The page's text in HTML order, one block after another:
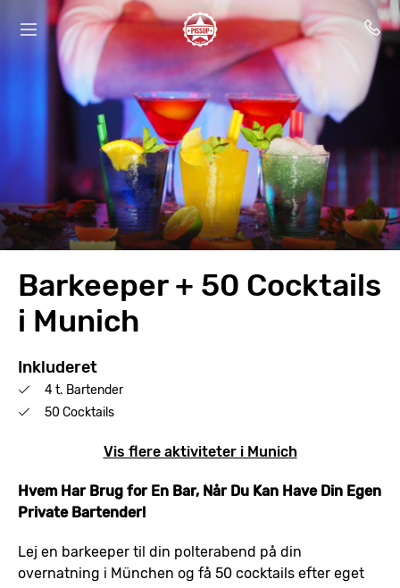
Barkeeper + 50 Cocktails
i Munich
Inkluderet
4 t. Bartender
50 Cocktails
Vis flere aktiviteter i Munich
Hvem Har Brug for En Bar, Når Du Kan Have Din Egen
Private Bartender!
Lej en barkeeper til din polterabend på din
overnatning i München og få 50 cocktails efter eget